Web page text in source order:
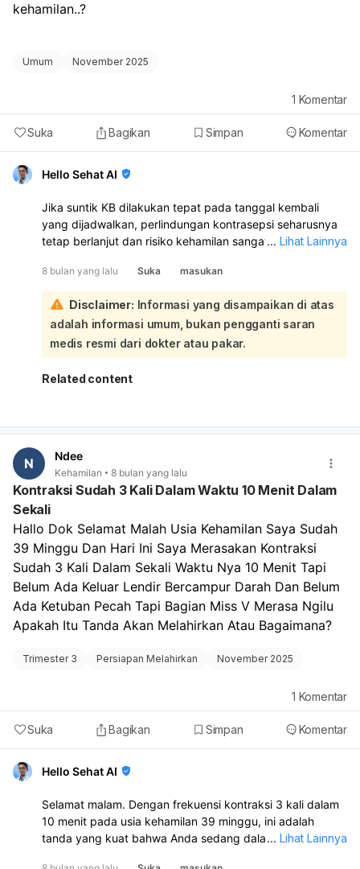
kehamilan..?
Umum November 2025
Suka Bagikan Simpan Komentar
1 Komentar
Hello Sehat AI
Jika suntik KB dilakukan tepat pada tanggal kembali
yang dijadwalkan, perlindungan kontrasepsi seharusnya
tetap berlanjut dan risiko kehamilan sangat kecil:
suntikan, meskipun hanya beberapa hari, atau jika
hubungan intim dilakukan sebelum suntikan terbaru
diberikan pada tanggal tersebut, kemungkinan kehamilan
bisa meningkat. Efektivitas KB suntik dapat menurun jika
suntikan tidak tepat waktu. Apabila Anda terlambat
suntik, disarankan untuk menggunakan kondom saat
berhubungan intim atau mempertimbangkan untuk
jadwal suntik, kemungkinan hamil akan meningkat. Untuk
jeda yang cukup lama, perlu menunggu 7-10 hari untuk
berhubungan seks tanpa kondom agar efektivitasnya
optimal. Untuk mencegah kegagalan, sangat penting
untuk melakukan suntik KB secara rutin sesuai jadwal
yang ditentukan.
... Lihat Lainnya
8 bulan yang lalu Suka masukan
Disclaimer: Informasi yang disampaikan di atas
adalah informasi umum, bukan pengganti saran
medis resmi dari dokter atau pakar.
Related content
N Ndee
Kehamilan 8 bulan yang lalu
Kontraksi Sudah 3 Kali Dalam Waktu 10 Menit Dalam
Sekali
Hallo Dok Selamat Malah Usia Kehamilan Saya Sudah
39 Minggu Dan Hari Ini Saya Merasakan Kontraksi
Sudah 3 Kali Dalam Sekali Waktu Nya 10 Menit Tapi
Belum Ada Keluar Lendir Bercampur Darah Dan Belum
Ada Ketuban Pecah Tapi Bagian Miss V Merasa Ngilu
Apakah Itu Tanda Akan Melahirkan Atau Bagaimana?
Trimester 3 Persiapan Melahirkan November 2025
Suka Bagikan Simpan Komentar
1 Komentar
Hello Sehat AI
Selamat malam. Dengan frekuensi kontraksi 3 kali dalam
10 menit pada usia kehamilan 39 minggu, ini adalah
tanda yang kuat bahwa Anda sedang dalam proses
... Lihat Lainnya